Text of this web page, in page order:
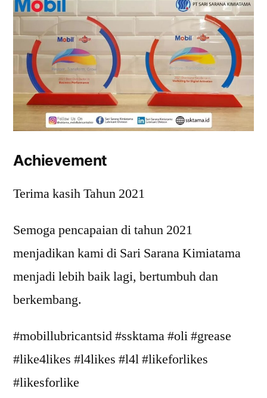
Achievement
Terima kasih Tahun 2021
Semoga pencapaian di tahun 2021
menjadikan kami di Sari Sarana Kimiatama
menjadi lebih baik lagi, bertumbuh dan
berkembang.
#mobillubricantsid #ssktama #oli #grease
#like4likes #l4likes #l4l #likeforlikes
#likesforlike